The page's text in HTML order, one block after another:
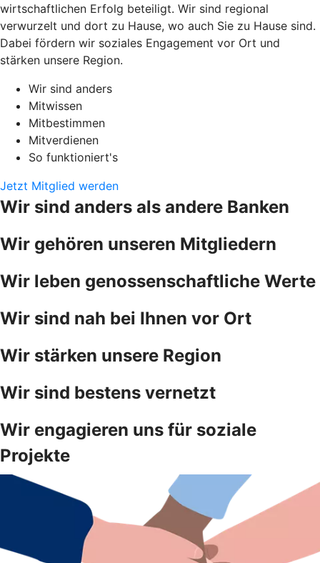
wirtschaftlichen Erfolg beteiligt. Wir sind regional
verwurzelt und dort zu Hause, wo auch Sie zu Hause sind.
Dabei fördern wir soziales Engagement vor Ort und
stärken unsere Region.
Wir sind anders
Mitwissen
Mitbestimmen
Mitverdienen
So funktioniert's
Jetzt Mitglied werden
Wir sind anders als andere Banken
Wir gehören unseren Mitgliedern
Wir leben genossenschaftliche Werte
Wir sind nah bei Ihnen vor Ort
Wir stärken unsere Region
Wir sind bestens vernetzt
Wir engagieren uns für soziale
Projekte